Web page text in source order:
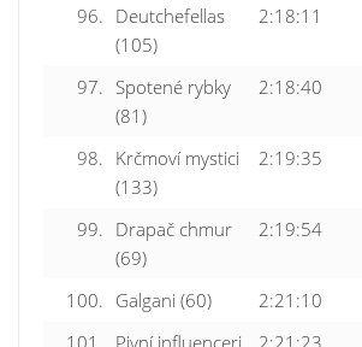
96. Deutchefellas
(105)
2:18:11
97. Spotené rybky
(81)
2:18:40
98. Krčmoví mystici
(133)
2:19:35
99. Drapač chmur
(69)
2:19:54
100. Galgani (60)
2:21:10
101.
Pivní influenceri 2:21:23